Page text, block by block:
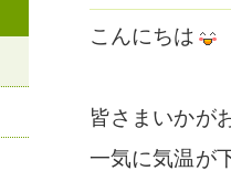
こんにちは
皆さまいかが
一気に気温が